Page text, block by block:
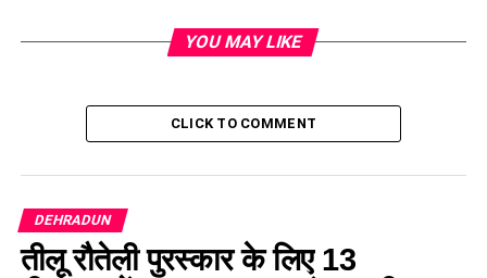
YOU MAY LIKE
CLICK TO COMMENT
DEHRADUN
तीलू रौतेली पुरस्कार के लिए 13